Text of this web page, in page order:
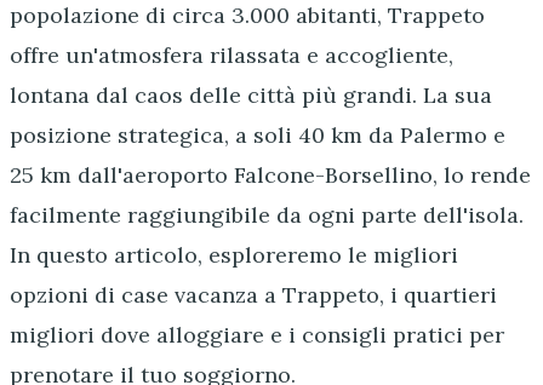
popolazione di circa 3.000 abitanti, Trappeto
offre un'atmosfera rilassata e accogliente,
lontana dal caos delle città più grandi. La sua
posizione strategica, a soli 40 km da Palermo e
25 km dall'aeroporto Falcone-Borsellino, lo rende
facilmente raggiungibile da ogni parte dell'isola.
In questo articolo, esploreremo le migliori
opzioni di case vacanza a Trappeto, i quartieri
migliori dove alloggiare e i consigli pratici per
prenotare il tuo soggiorno.